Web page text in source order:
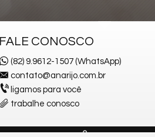
FALE CONOSCO
(82) 9.9612-1507 (WhatsApp)
contato@anarijo.com.br
ligamos para você
trabalhe conosco